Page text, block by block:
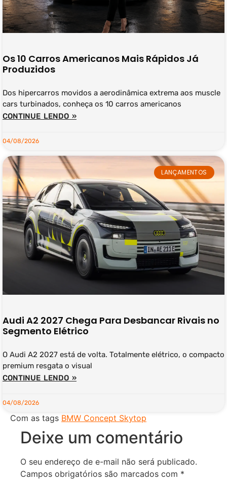
Os 10 Carros Americanos Mais Rápidos Já
Produzidos
Dos hipercarros movidos a aerodinâmica extrema aos muscle
cars turbinados, conheça os 10 carros americanos
CONTINUE LENDO »
04/08/2026
LANÇAMENTOS
Audi A2 2027 Chega Para Desbancar Rivais no
Segmento Elétrico
O Audi A2 2027 está de volta. Totalmente elétrico, o compacto
premium resgata o visual
CONTINUE LENDO »
04/08/2026
Com as tags BMW Concept Skytop
Deixe um comentário
O seu endereço de e-mail não será publicado.
Campos obrigatórios são marcados com *